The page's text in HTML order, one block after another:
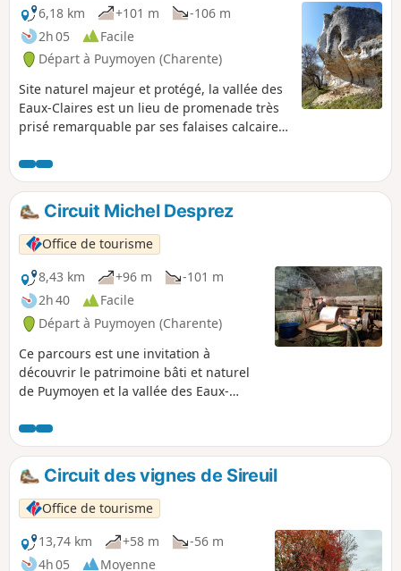
6,18 km
+101 m
-106 m
2h 05
Facile
Départ à Puymoyen (Charente)
Site naturel majeur et protégé, la vallée des
Eaux-Claires est un lieu de promenade très
prisé remarquable par ses falaises calcaires
Circuit Michel Desprez
Office de tourisme
8,43 km
+96 m
-101 m
2h 40
Facile
Départ à Puymoyen (Charente)
Ce parcours est une invitation à
découvrir le patrimoine bâti et naturel
de Puymoyen et la vallée des Eaux-
Circuit des vignes de Sireuil
Office de tourisme
13,74 km
+58 m
-56 m
4h 05
Moyenne